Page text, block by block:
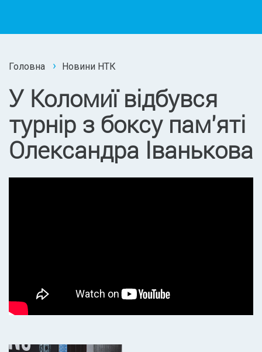
Головна Новини НТК
У Коломиї відбувся
турнір з боксу пам'яті
Олександра Іванькова